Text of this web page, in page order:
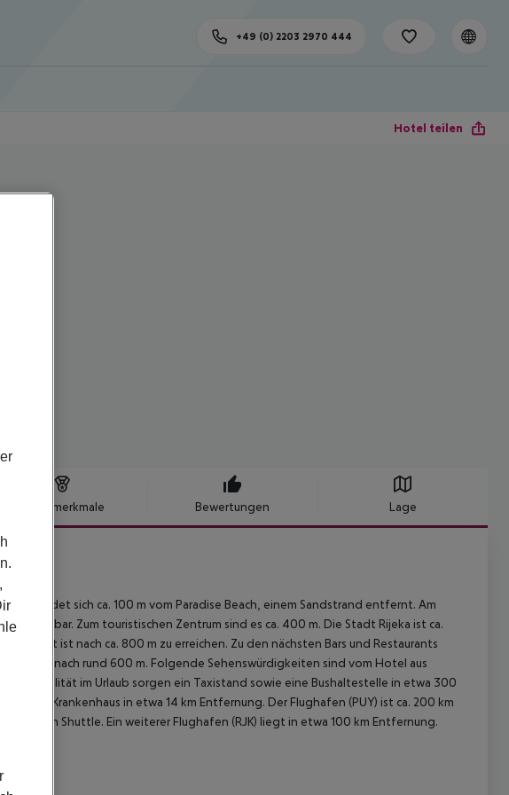
+49 (0) 2203 2970 444
Hotel teilen
Hotelmerkmale Bewertungen Lage
befindet sich ca. 100 m vom Paradise Beach, einem Sandstrand entfernt. Am
verfügbar. Zum touristischen Zentrum sind es ca. 400 m. Die Stadt Rijeka ist ca.
ist nach ca. 800 m zu erreichen. Zu den nächsten Bars und Restaurants
man nach rund 600 m. Folgende Sehenswürdigkeiten sind vom Hotel aus
Für Mobilität im Urlaub sorgen ein Taxistand sowie eine Bushaltestelle in etwa 300
ein Krankenhaus in etwa 14 km Entfernung. Der Flughafen (PUY) ist ca. 200 km
ein Shuttle. Ein weiterer Flughafen (RJK) liegt in etwa 100 km Entfernung.
,